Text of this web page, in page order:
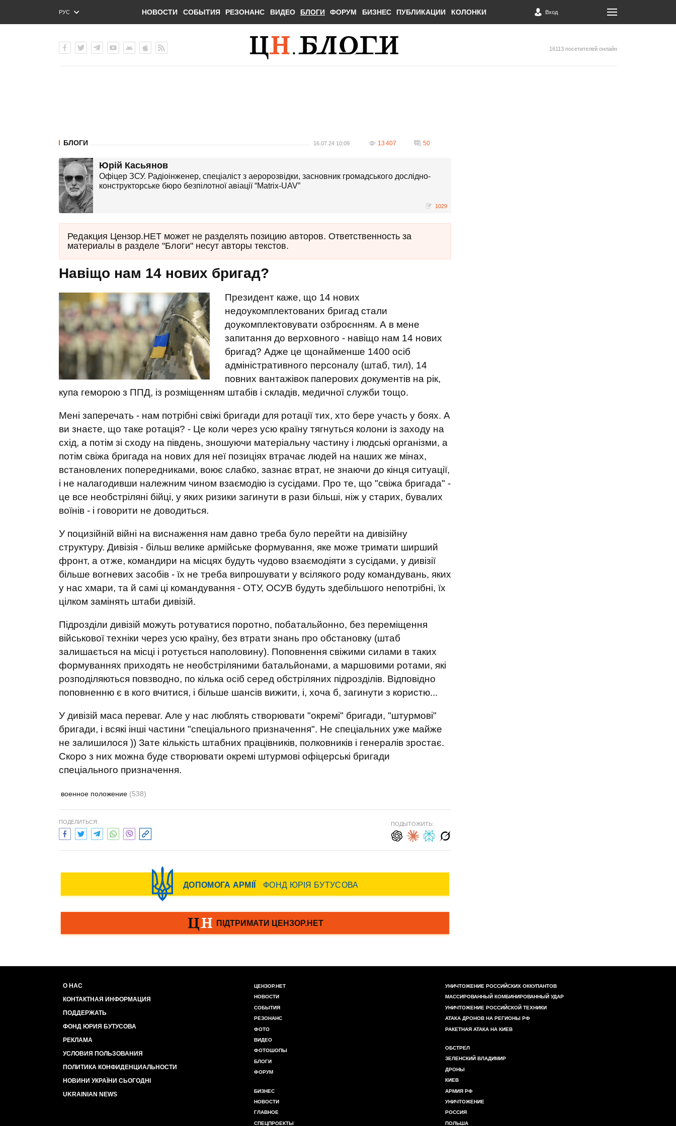
РУС
ENG
НОВОСТИ СОБЫТИЯ РЕЗОНАНС ВИДЕО БЛОГИ ФОРУМ БИЗНЕС ПУБЛИКАЦИИ КОЛОНКИ Вход
16113 посетителей онлайн
БЛОГИ 16.07.24 10:09 13 407 50
Юрій Касьянов
Офіцер ЗСУ. Радіоінженер, спеціаліст з аеророзвідки, засновник громадського дослідно-
конструкторське бюро безпілотної авіації “Matrix-UAV”
1029
Редакция Цензор.НЕТ может не разделять позицию авторов. Ответственность за
материалы в разделе "Блоги" несут авторы текстов.
Навіщо нам 14 нових бригад?
Президент каже, що 14 нових
недоукомплектованих бригад стали
доукомплектовувати озброєнням. А в мене
запитання до верховного - навіщо нам 14 нових
бригад? Адже це щонайменше 1400 осіб
адміністративного персоналу (штаб, тил), 14
повних вантажівок паперових документів на рік,
купа геморою з ППД, із розміщенням штабів і складів, медичної служби тощо.
Мені заперечать - нам потрібні свіжі бригади для ротації тих, хто бере участь у боях. А
ви знаєте, що таке ротація? - Це коли через усю країну тягнуться колони із заходу на
схід, а потім зі сходу на південь, зношуючи матеріальну частину і людські організми, а
потім свіжа бригада на нових для неї позиціях втрачає людей на наших же мінах,
встановлених попередниками, воює слабко, зазнає втрат, не знаючи до кінця ситуації,
і не налагодивши належним чином взаємодію із сусідами. Про те, що "свіжа бригада" -
це все необстріляні бійці, у яких ризики загинути в рази більші, ніж у старих, бувалих
воїнів - і говорити не доводиться.
У поцизійній війні на виснаження нам давно треба було перейти на дивізійну
структуру. Дивізія - більш велике армійське формування, яке може тримати ширший
фронт, а отже, командири на місцях будуть чудово взаємодіяти з сусідами, у дивізії
більше вогневих засобів - їх не треба випрошувати у всілякого роду командувань, яких
у нас хмари, та й самі ці командування - ОТУ, ОСУВ будуть здебільшого непотрібні, їх
цілком замінять штаби дивізій.
Підрозділи дивізій можуть ротуватися поротно, побатальйонно, без переміщення
військової техніки через усю країну, без втрати знань про обстановку (штаб
залишається на місці і ротується наполовину). Поповнення свіжими силами в таких
формуваннях приходять не необстріляними батальйонами, а маршовими ротами, які
розподіляються повзводно, по кілька осіб серед обстріляних підрозділів. Відповідно
поповненню є в кого вчитися, і більше шансів вижити, і, хоча б, загинути з користю...
У дивізій маса переваг. Але у нас люблять створювати "окремі" бригади, "штурмові"
бригади, і всякі інші частини "спеціального призначення". Не спеціальних уже майже
не залишилося )) Зате кількість штабних працівників, полковників і генералів зростає.
Скоро з них можна буде створювати окремі штурмові офіцерські бригади
спеціального призначення.
военное положение (538)
ПОДЕЛИТЬСЯ: ПОДЫТОЖИТЬ:
О НАС
КОНТАКТНАЯ ИНФОРМАЦИЯ
ПОДДЕРЖАТЬ
ФОНД ЮРИЯ БУТУСОВА
РЕКЛАМА
УСЛОВИЯ ПОЛЬЗОВАНИЯ
ПОЛИТИКА КОНФИДЕНЦИАЛЬНОСТИ
НОВИНИ УКРАЇНИ СЬОГОДНІ
UKRAINIAN NEWS
ЦЕНЗОР.НЕТ
НОВОСТИ
СОБЫТИЯ
РЕЗОНАНС
ФОТО
ВИДЕО
ФОТОШОПЫ
БЛОГИ
ФОРУМ
БИЗНЕС
НОВОСТИ
ГЛАВНОЕ
СПЕЦПРОЕКТЫ
УНИЧТОЖЕНИЕ РОССИЙСКИХ ОККУПАНТОВ
МАССИРОВАННЫЙ КОМБИНИРОВАННЫЙ УДАР
УНИЧТОЖЕНИЕ РОССИЙСКОЙ ТЕХНИКИ
АТАКА ДРОНОВ НА РЕГИОНЫ РФ
РАКЕТНАЯ АТАКА НА КИЕВ
ОБСТРЕЛ
ЗЕЛЕНСКИЙ ВЛАДИМИР
ДРОНЫ
КИЕВ
АРМИЯ РФ
УНИЧТОЖЕНИЕ
РОССИЯ
ПОЛЬША